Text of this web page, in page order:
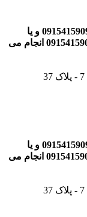
تا اطلاع ثانوی فروش از طریق ایتا با شماره 09154159098 و یا
تماس تلفنی با شماره های 05136022032 – 09154159098 انجام می
تا اطلاع ثانوی فروش از طریق ایتا با شماره 09154159098 و یا
تماس تلفنی با شماره های 05136022032 – 09154159098 انجام می